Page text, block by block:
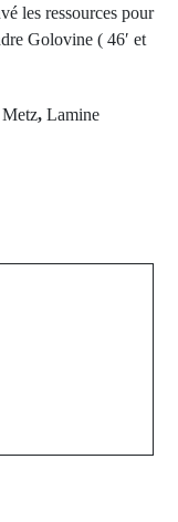
les ressources pour
Golovine ( 46′ et
,Lamine